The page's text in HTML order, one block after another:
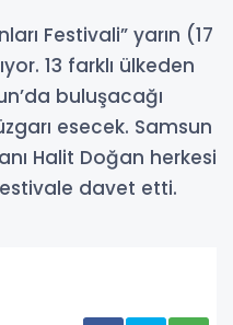
Festivali” yarın (17
13 farklı ülkeden
buluşacağı
esecek. Samsun
Halit Doğan herkesi
davet etti.